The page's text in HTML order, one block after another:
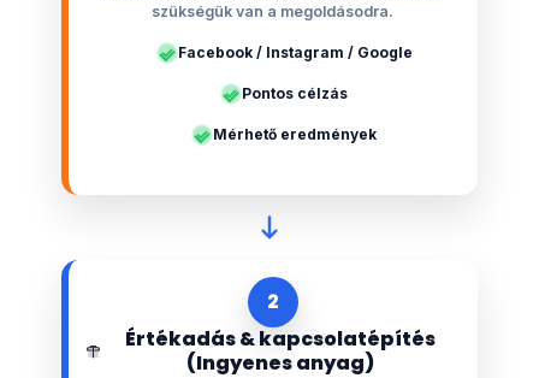
szükségük van a megoldásodra.
Facebook / Instagram / Google
Pontos célzás
Mérhető eredmények
2
Értékadás & kapcsolatépítés
(Ingyenes anyag)